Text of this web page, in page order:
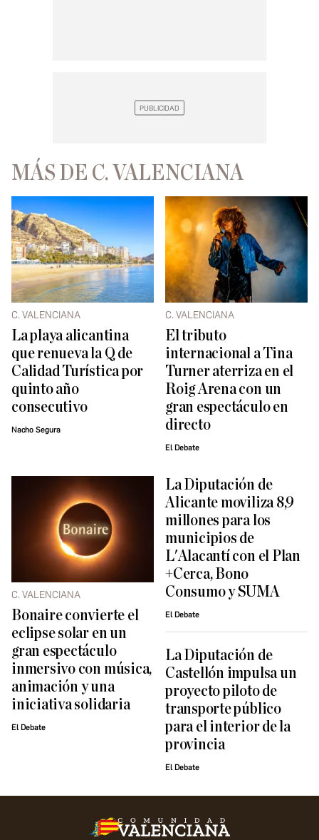
MÁS DE C. VALENCIANA
C. VALENCIANA
La playa alicantina
que renueva la Q de
Calidad Turística por
quinto año
consecutivo
Nacho Segura
C. VALENCIANA
El tributo
internacional a Tina
Turner aterriza en el
Roig Arena con un
gran espectáculo en
directo
El Debate
C. VALENCIANA
Bonaire convierte el
eclipse solar en un
gran espectáculo
inmersivo con música,
animación y una
iniciativa solidaria
El Debate
La Diputación de
Alicante moviliza 8,9
millones para los
municipios de
L'Alacantí con el Plan
+Cerca, Bono
Consumo y SUMA
El Debate
La Diputación de
Castellón impulsa un
proyecto piloto de
transporte público
para el interior de la
provincia
El Debate